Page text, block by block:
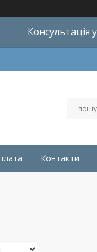
Консультація
Контакти